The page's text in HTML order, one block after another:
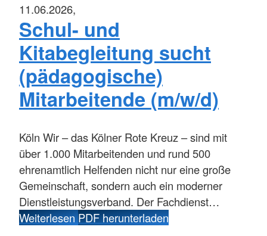
11.06.2026,
Schul- und
Kitabegleitung sucht
(pädagogische)
Mitarbeitende (m/w/d)
Köln Wir – das Kölner Rote Kreuz – sind mit
über 1.000 Mitarbeitenden und rund 500
ehrenamtlich Helfenden nicht nur eine große
Gemeinschaft, sondern auch ein moderner
Dienstleistungsverband. Der Fachdienst…
WeiterlesenPDF herunterladen